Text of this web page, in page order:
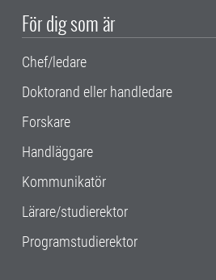
För dig som är
Chef/ledare
Doktorand eller handledare
Forskare
Handläggare
Kommunikatör
Lärare/studierektor
Programstudierektor